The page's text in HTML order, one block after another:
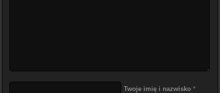
Twoje imię i nazwisko *